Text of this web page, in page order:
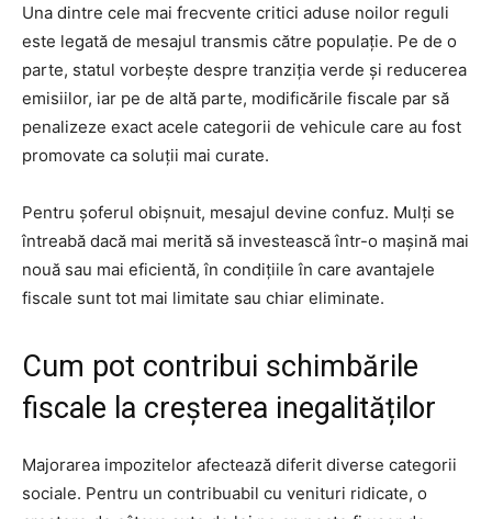
Una dintre cele mai frecvente critici aduse noilor reguli
este legată de mesajul transmis către populație. Pe de o
parte, statul vorbește despre tranziția verde și reducerea
emisiilor, iar pe de altă parte, modificările fiscale par să
penalizeze exact acele categorii de vehicule care au fost
promovate ca soluții mai curate.
Pentru șoferul obișnuit, mesajul devine confuz. Mulți se
întreabă dacă mai merită să investească într-o mașină mai
nouă sau mai eficientă, în condițiile în care avantajele
fiscale sunt tot mai limitate sau chiar eliminate.
Cum pot contribui schimbările
fiscale la creșterea inegalităților
Majorarea impozitelor afectează diferit diverse categorii
sociale. Pentru un contribuabil cu venituri ridicate, o